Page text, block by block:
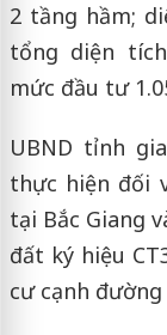
2 tầng hầm;
tổng diện
mức đầu tư
UBND tỉnh
thực hiện đối
tại Bắc Giang
đất ký hiệu
cư cạnh